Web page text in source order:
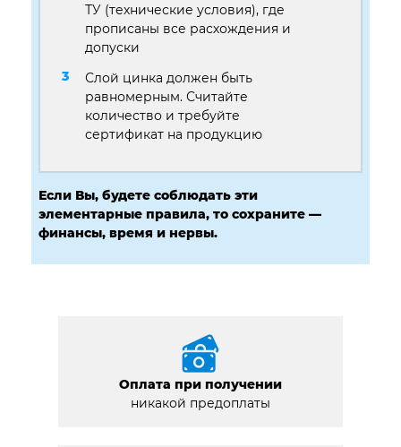
ТУ (технические условия), где
прописаны все расхождения и
допуски
Слой цинка должен быть
равномерным. Считайте
количество и требуйте
сертификат на продукцию
Если Вы, будете соблюдать эти
элементарные правила, то сохраните —
финансы, время и нервы.
Оплата при получении
никакой предоплаты